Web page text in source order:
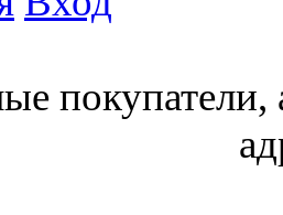
покупатели,